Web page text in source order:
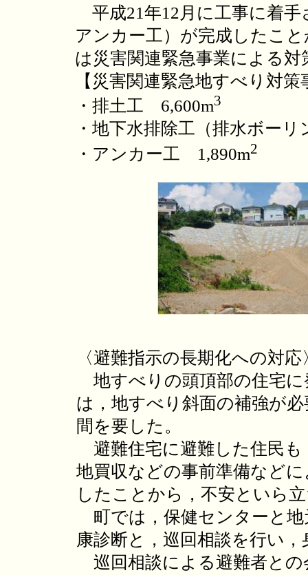
平成21年12月に工事に着手
アンカー工）が完成したこ
は災害関連緊急事業による
【災害関連緊急地すべり対
・排土工 6,600m3
・地下水排除工（排水ボー
・アンカー工 1,890m2
〈避難指示の長期化への対応
地すべりの頭頂部の住宅に
は，地すべり斜面の補強が
間を要した。
避難住宅に避難した住民も
地買収などの事前準備など
したことから，不安といら
町では，保健センターと地
康診断と，巡回相談を行い
巡回相談による避難者と